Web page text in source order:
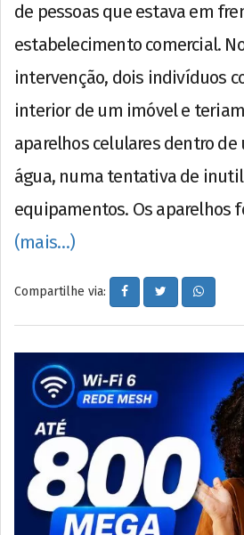
de pessoas que estava em
estabelecimento comercial.
intervenção, dois indivíduos
interior de um imóvel e
aparelhos celulares dentro de
água, numa tentativa de
equipamentos. Os aparelhos
(mais…)
Compartilhe via: